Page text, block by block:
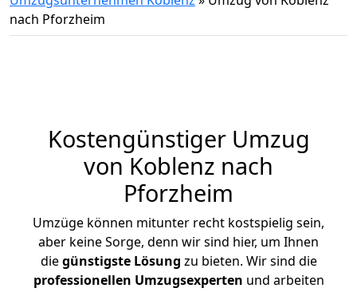
nach Pforzheim
Kostengünstiger Umzug
von Koblenz nach
Pforzheim
Umzüge können mitunter recht kostspielig sein,
aber keine Sorge, denn wir sind hier, um Ihnen
diegünstigste Lösung zu bieten. Wir sind die
professionellen Umzugsexperten und arbeiten